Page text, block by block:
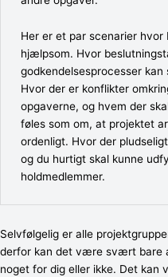
Her er et par scenarier hvor
hjælpsom. Hvor
godkendelsesprocesser
Hvor der er konflikter
opgaverne, og hvem der
føles som om, at projektet
ordenligt. Hvor der
og du hurtigt skal kunne
holdmedlemmer.
Selvfølgelig er alle
derfor kan det være svært bare
noget for dig eller ikke. Det kan